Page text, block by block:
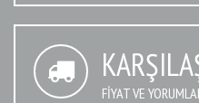
FIYAT VE